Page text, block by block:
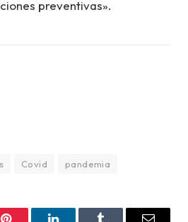
preventivas».
Covid pandemia